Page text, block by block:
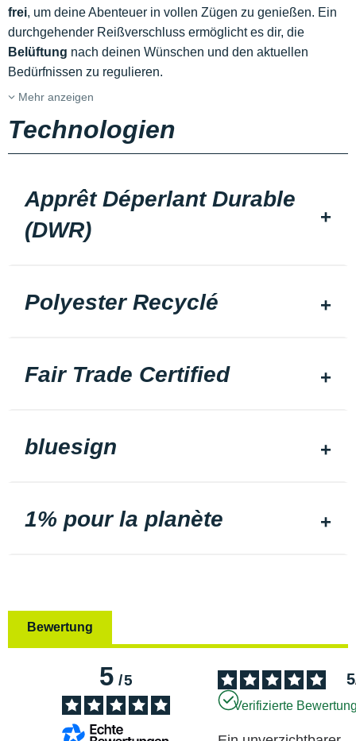
frei, um deine Abenteuer in vollen Zügen zu genießen. Ein
durchgehender Reißverschluss ermöglicht es dir, die
Belüftung nach deinen Wünschen und den aktuellen
Bedürfnissen zu regulieren.
Mehr anzeigen
Technologien
Apprêt Déperlant Durable
(DWR)
Polyester Recyclé
Fair Trade Certified
bluesign
1% pour la planète
Bewertung
5/5 5
Verifizierte